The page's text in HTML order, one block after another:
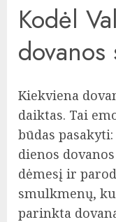
Kodėl
Kiekviena
daiktas. Tai
būdas
dienos
dėmesį ir
smulkmenų,
parinkta